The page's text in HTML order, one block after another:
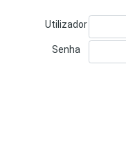
Utilizador
Senha